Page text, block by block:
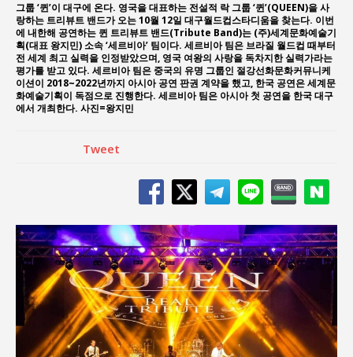
그룹 ‘퀸’이 대구에 온다. 영국을 대표하는 전설적 락 그룹 ‘퀸’(QUEEN)을 사
랑하는 트리뷰트 밴드가 오는 10월 12일 대구월드컵스타디움을 찾는다. 이번
에 내한해 공연하는 퀸 트리뷰트 밴드(Tribute Band)는 (주)세계문화예술기
획(대표 왕지민) 소속 ‘세르비아’ 팀이다. 세르비아 팀은 브라질 월드컵 때부터
전 세계 최고 실력을 인정받았으며, 영국 여왕의 사랑을 독차지한 실력가라는
평가를 받고 있다. 세르비아 팀은 중국의 유명 그룹인 절강선화문화커뮤니케
이션이 2018~2022년까지 아시아 공연 판권 계약을 했고, 한국 공연은 세계문
화예술기획이 독점으로 진행한다. 세르비아 팀은 아시아 첫 공연을 한국 대구
에서 개최한다. 사진=왕지민
Tweet